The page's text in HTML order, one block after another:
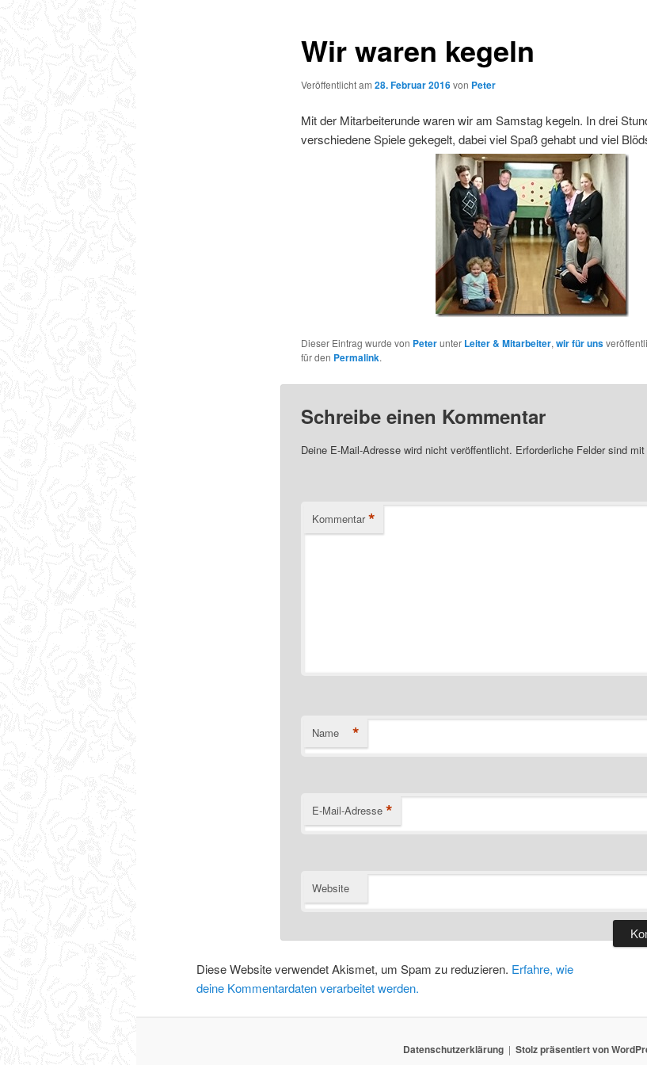
Wir waren kegeln
Veröffentlicht am 28. Februar 2016von Peter
Mit der Mitarbeiterunde waren wir am Samstag kegeln. In drei
verschiedene Spiele gekegelt, dabei viel Spaß gehabt und viel
Dieser Eintrag wurde von Peterunter Leiter & Mitarbeiter,wir für uns
für den Permalink.
Schreibe einen Kommentar
Deine E-Mail-Adresse wird nicht veröffentlicht. Erforderliche Felder sind mit
Kommentar *
Name *
E-Mail-Adresse *
Website
Diese Website verwendet Akismet, um Spam zu reduzieren. Erfahre, wie
deine Kommentardaten verarbeitet werden.
Datenschutzerklärung Stolz präsentiert von